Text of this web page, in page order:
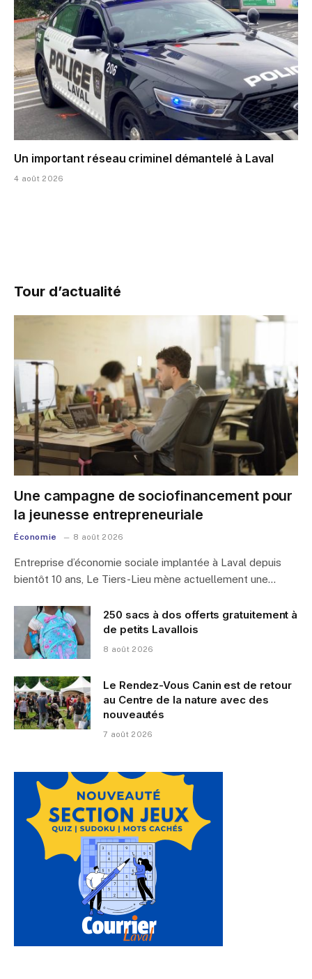
Un important réseau criminel démantelé à Laval
4 août 2026
Tour d’actualité
Une campagne de sociofinancement pour
la jeunesse entrepreneuriale
Économie 8 août 2026
Entreprise d’économie sociale implantée à Laval depuis
bientôt 10 ans, Le Tiers-Lieu mène actuellement une…
250 sacs à dos offerts gratuitement à
de petits Lavallois
8 août 2026
Le Rendez-Vous Canin est de retour
au Centre de la nature avec des
nouveautés
7 août 2026